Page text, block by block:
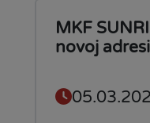
MKF
novoj adresi